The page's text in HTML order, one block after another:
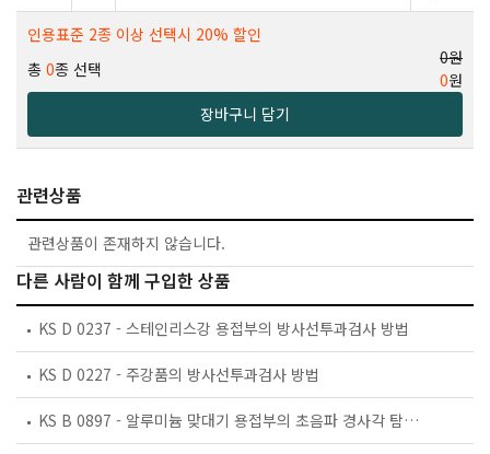
인용표준 2종 이상 선택시 20% 할인
총 0종 선택
0원
0원
장바구니 담기
관련상품
관련상품이 존재하지 않습니다.
다른 사람이 함께 구입한 상품
KS D 0237 - 스테인리스강 용접부의 방사선투과검사 방법
KS D 0227 - 주강품의 방사선투과검사 방법
KS B 0897 - 알루미늄 맞대기 용접부의 초음파 경사각 탐상 시험방법